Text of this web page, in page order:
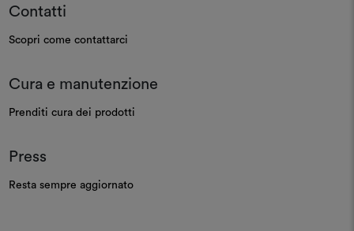
Contatti
Scopri come contattarci
Cura e manutenzione
Prenditi cura dei prodotti
Press
Resta sempre aggiornato